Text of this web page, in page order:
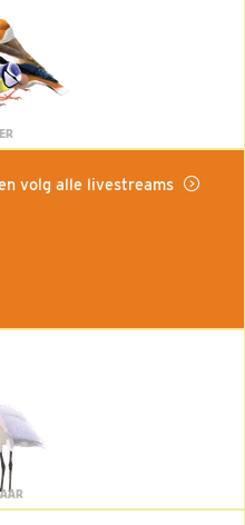
volg alle livestreams